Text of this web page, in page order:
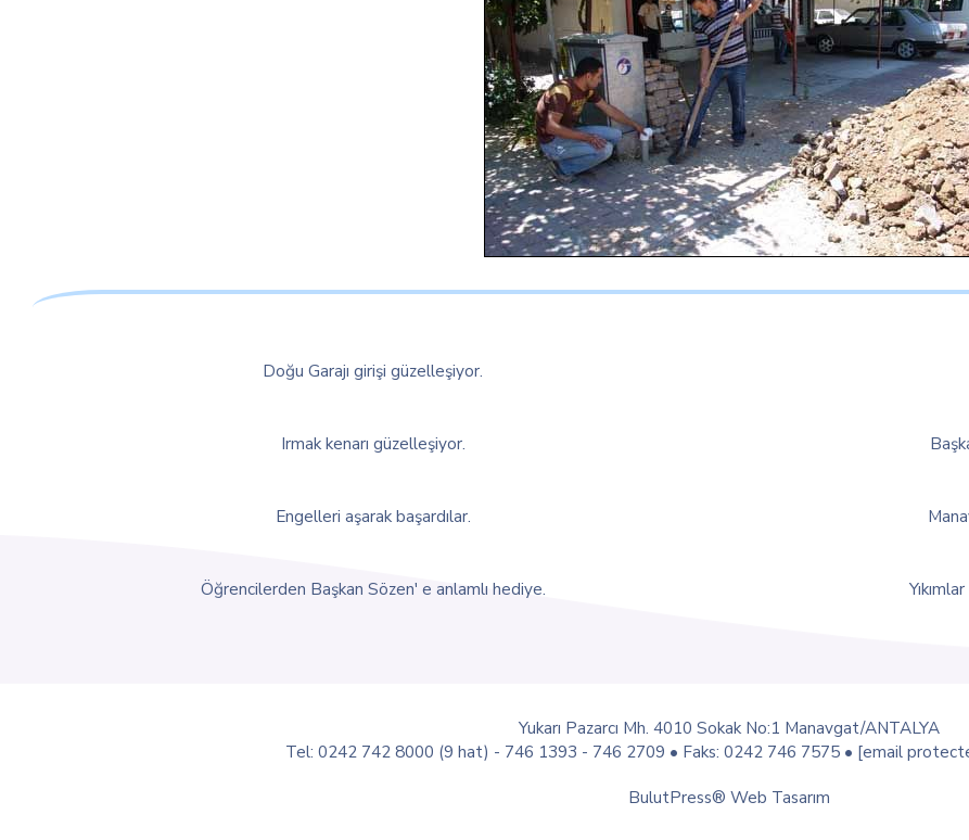
Doğu Garajı girişi güzelleşiyor.
Irmak kenarı güzelleşiyor.
Engelleri aşarak başardılar.
Öğrencilerden Başkan Sözen' e anlamlı hediye.
Yukarı Pazarcı Mh. 4010 Sokak No:1 Manavgat/ANTALYA
Tel: 0242 742 8000 (9 hat) - 746 1393 - 746 2709 • Faks: 0242 746 7575 • [email
BulutPress® Web Tasarım